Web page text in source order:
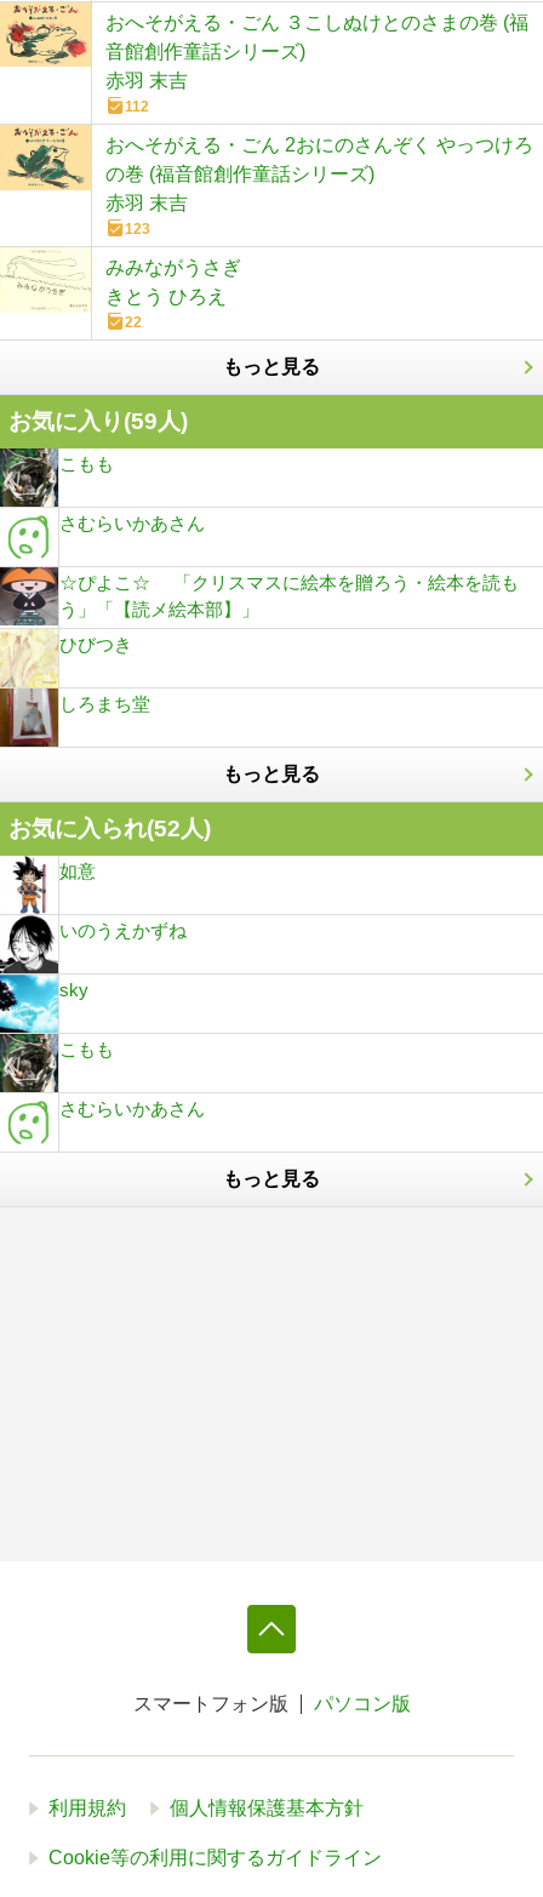
おへそがえる・ごん ３こしぬけとのさまの巻 (福
音館創作童話シリーズ)
赤羽 末吉
112
おへそがえる・ごん 2おにのさんぞく やっつけろ
の巻 (福音館創作童話シリーズ)
赤羽 末吉
123
みみながうさぎ
きとう ひろえ
22
もっと見る
お気に入り(59人)
こもも
さむらいかあさん
☆ぴよこ☆ 「クリスマスに絵本を贈ろう・絵本を読も
う」「【読メ絵本部】」
ひびつき
しろまち堂
もっと見る
お気に入られ(52人)
如意
いのうえかずね
sky
こもも
さむらいかあさん
もっと見る
スマートフォン版 パソコン版
利用規約 個人情報保護基本方針
Cookie等の利用に関するガイドライン